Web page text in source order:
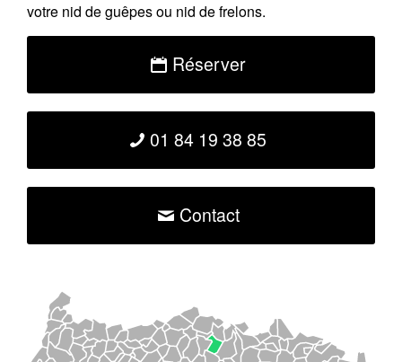
votre nid de guêpes ou nid de frelons.
Réserver
01 84 19 38 85
Contact